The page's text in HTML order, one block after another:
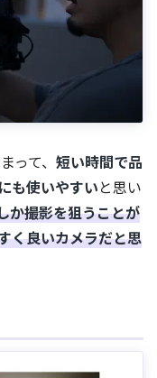
って、 短い時間で品
も使いやすいと思い
か撮影を狙うことが
く良いカメラだと思